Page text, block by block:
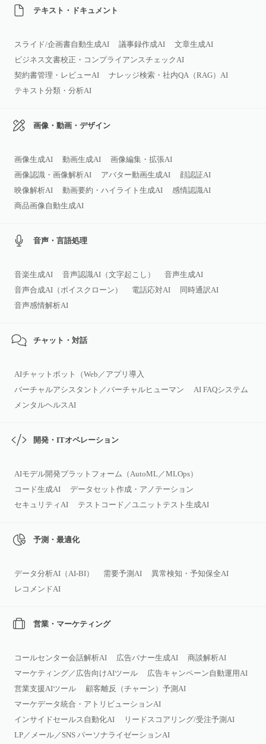
テキスト・ドキュメント
スライド/企画書自動生成AI 議事録作成AI
文章生成AI
ビジネス文書校正・コンプライアンスチェックAI
契約書管理・レビューAI
ナレッジ検索・社内QA（RAG）AI
テキスト分類・分析AI
画像・動画・デザイン
画像生成AI 動画生成AI
画像編集・拡張AI
画像認識・画像解析AI
アバター動画生成AI
顔認証AI
映像解析AI
動画要約・ハイライト生成AI
感情認識AI
商品画像自動生成AI
音声・言語処理
音楽生成AI 音声認識AI（文字起こし）
音声生成AI
音声合成AI（ボイスクローン）
電話応対AI
同時通訳AI
音声感情解析AI
チャット・対話
AIチャットボット（Web／アプリ導入
バーチャルアシスタント／バーチャルヒューマン
AI FAQシステム
メンタルヘルスAI
開発・ITオペレーション
AIモデル開発プラットフォーム（AutoML／MLOps）
コード生成AI
データセット作成・アノテーション
セキュリティAI
テストコード／ユニットテスト生成AI
予測・最適化
データ分析AI（AI‑BI） 需要予測AI
異常検知・予知保全AI
レコメンドAI
営業・マーケティング
コールセンター会話解析AI 広告バナー生成AI
商談解析AI
マーケティング／広告向けAIツール
広告キャンペーン自動運用AI
営業支援AIツール
顧客離反（チャーン）予測AI
マーケデータ統合・アトリビューションAI
インサイドセールス自動化AI
リードスコアリング/受注予測AI
LP／メール／SNS パーソナライゼーションAI